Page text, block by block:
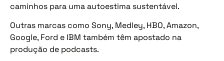
caminhos para uma autoestima sustentável.
Outras marcas como Sony, Medley, HBO, Amazon,
Google, Ford e IBM também têm apostado na
produção de podcasts.